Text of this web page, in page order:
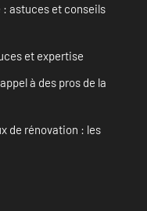
: astuces et conseils
et expertise
à des pros de la
de rénovation : les